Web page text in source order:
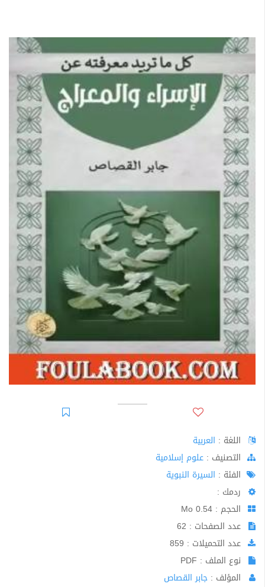
اللغة : العربية
اﻟﺘﺼﻨﻴﻒ : علوم إسلامية
الفئة : السيرة النبوية
ردمك :
الحجم : 0.54 Mo
عدد الصفحات : 62
عدد التحميلات : 859
نوع الملف : PDF
المؤلف : جابر القصاص